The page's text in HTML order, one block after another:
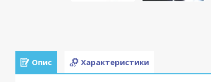
Опис Характеристики